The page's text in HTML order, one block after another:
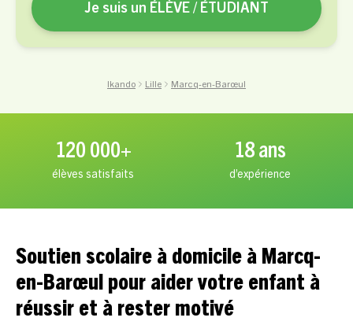
Ikando Lille Marcq-en-Barœul
Je suis un ÉLÈVE / ÉTUDIANT
120 000+
élèves satisfaits
18 ans
d’expérience
Soutien scolaire à domicile à Marcq-
en-Barœul pour aider votre enfant à
réussir et à rester motivé